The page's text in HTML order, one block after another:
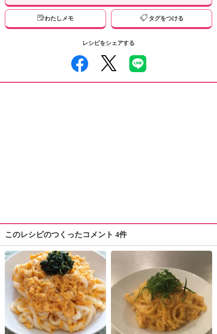
わたしメモ タグをつける
レシピをシェアする
このレシピのつくったコメント 4件